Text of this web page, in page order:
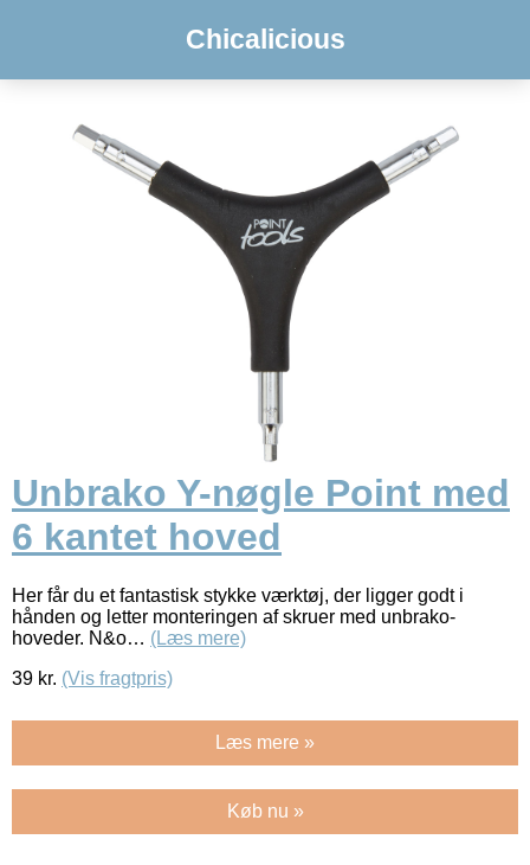
Chicalicious
Unbrako Y-nøgle Point med
6 kantet hoved
Her får du et fantastisk stykke værktøj, der ligger godt i
hånden og letter monteringen af skruer med unbrako-
hoveder. N&o… (Læs mere)
39 kr. (Vis fragtpris)
Læs mere »
Køb nu »